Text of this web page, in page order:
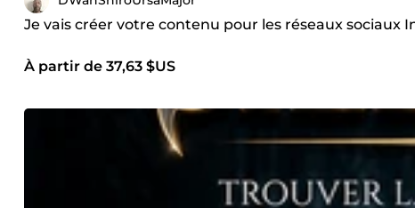
Je vais créer votre contenu pour les réseaux sociaux
À partir de 37,63 $US